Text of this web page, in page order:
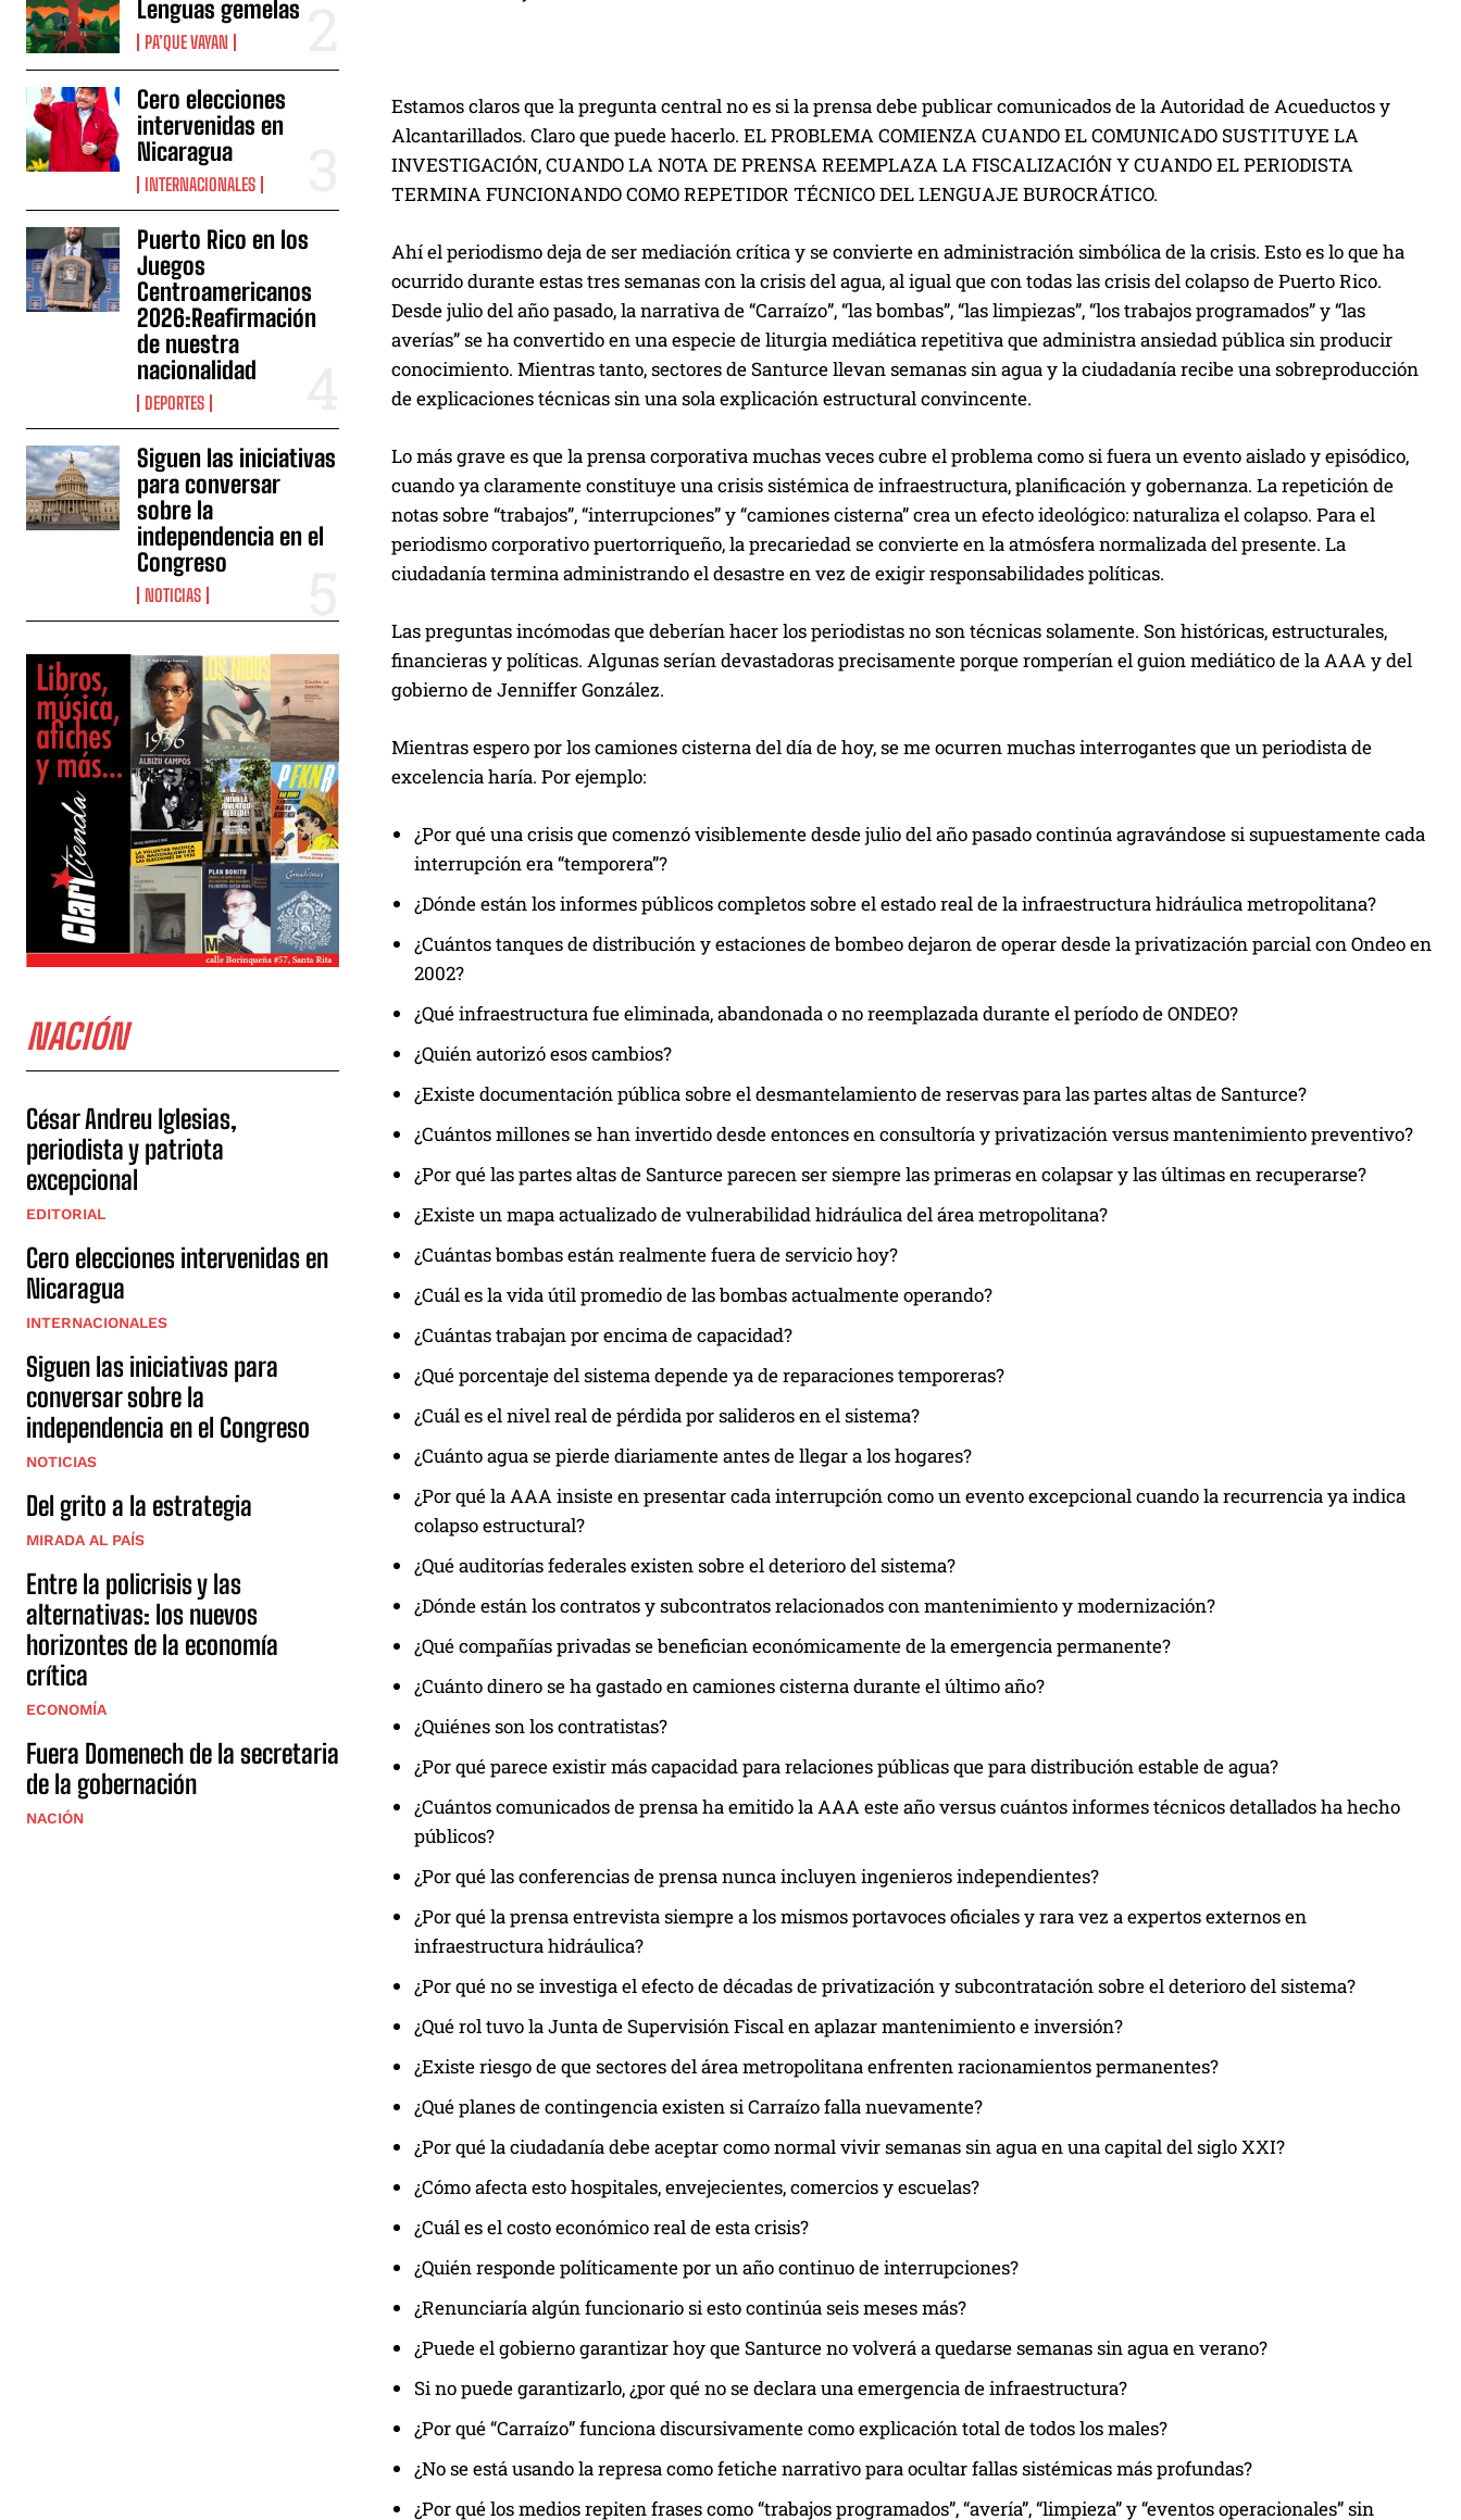
Lenguas gemelas
PA’QUE VAYAN
Cero elecciones
intervenidas en
Nicaragua
INTERNACIONALES
Puerto Rico en los
Juegos
Centroamericanos
2026:Reafirmación
de nuestra
nacionalidad
DEPORTES
Siguen las iniciativas
para conversar
sobre la
independencia en el
Congreso
NOTICIAS
NACIÓN
César Andreu Iglesias,
periodista y patriota
excepcional
EDITORIAL
Cero elecciones intervenidas en
Nicaragua
INTERNACIONALES
Siguen las iniciativas para
conversar sobre la
independencia en el Congreso
NOTICIAS
Del grito a la estrategia
MIRADA AL PAÍS
Entre la policrisis y las
alternativas: los nuevos
horizontes de la economía
crítica
ECONOMÍA
Fuera Domenech de la secretaria
de la gobernación
NACIÓN
Estamos claros que la pregunta central no es si la prensa debe publicar comunicados de la Autoridad de Acueductos y
Alcantarillados. Claro que puede hacerlo. EL PROBLEMA COMIENZA CUANDO EL COMUNICADO SUSTITUYE LA
INVESTIGACIÓN, CUANDO LA NOTA DE PRENSA REEMPLAZA LA FISCALIZACIÓN Y CUANDO EL PERIODISTA
TERMINA FUNCIONANDO COMO REPETIDOR TÉCNICO DEL LENGUAJE BUROCRÁTICO.
Ahí el periodismo deja de ser mediación crítica y se convierte en administración simbólica de la crisis. Esto es lo que ha
ocurrido durante estas tres semanas con la crisis del agua, al igual que con todas las crisis del colapso de Puerto Rico.
Desde julio del año pasado, la narrativa de “Carraízo”, “las bombas”, “las limpiezas”, “los trabajos programados” y “las
averías” se ha convertido en una especie de liturgia mediática repetitiva que administra ansiedad pública sin producir
conocimiento. Mientras tanto, sectores de Santurce llevan semanas sin agua y la ciudadanía recibe una sobreproducción
de explicaciones técnicas sin una sola explicación estructural convincente.
Lo más grave es que la prensa corporativa muchas veces cubre el problema como si fuera un evento aislado y episódico,
cuando ya claramente constituye una crisis sistémica de infraestructura, planificación y gobernanza. La repetición de
notas sobre “trabajos”, “interrupciones” y “camiones cisterna” crea un efecto ideológico: naturaliza el colapso. Para el
periodismo corporativo puertorriqueño, la precariedad se convierte en la atmósfera normalizada del presente. La
ciudadanía termina administrando el desastre en vez de exigir responsabilidades políticas.
Las preguntas incómodas que deberían hacer los periodistas no son técnicas solamente. Son históricas, estructurales,
financieras y políticas. Algunas serían devastadoras precisamente porque romperían el guion mediático de la AAA y del
gobierno de Jenniffer González.
Mientras espero por los camiones cisterna del día de hoy, se me ocurren muchas interrogantes que un periodista de
excelencia haría. Por ejemplo:
¿Por qué una crisis que comenzó visiblemente desde julio del año pasado continúa agravándose si supuestamente cada
interrupción era “temporera”?
¿Dónde están los informes públicos completos sobre el estado real de la infraestructura hidráulica metropolitana?
¿Cuántos tanques de distribución y estaciones de bombeo dejaron de operar desde la privatización parcial con Ondeo en
2002?
¿Qué infraestructura fue eliminada, abandonada o no reemplazada durante el período de ONDEO?
¿Quién autorizó esos cambios?
¿Existe documentación pública sobre el desmantelamiento de reservas para las partes altas de Santurce?
¿Cuántos millones se han invertido desde entonces en consultoría y privatización versus mantenimiento preventivo?
¿Por qué las partes altas de Santurce parecen ser siempre las primeras en colapsar y las últimas en recuperarse?
¿Existe un mapa actualizado de vulnerabilidad hidráulica del área metropolitana?
¿Cuántas bombas están realmente fuera de servicio hoy?
¿Cuál es la vida útil promedio de las bombas actualmente operando?
¿Cuántas trabajan por encima de capacidad?
¿Qué porcentaje del sistema depende ya de reparaciones temporeras?
¿Cuál es el nivel real de pérdida por salideros en el sistema?
¿Cuánto agua se pierde diariamente antes de llegar a los hogares?
¿Por qué la AAA insiste en presentar cada interrupción como un evento excepcional cuando la recurrencia ya indica
colapso estructural?
¿Qué auditorías federales existen sobre el deterioro del sistema?
¿Dónde están los contratos y subcontratos relacionados con mantenimiento y modernización?
¿Qué compañías privadas se benefician económicamente de la emergencia permanente?
¿Cuánto dinero se ha gastado en camiones cisterna durante el último año?
¿Quiénes son los contratistas?
¿Por qué parece existir más capacidad para relaciones públicas que para distribución estable de agua?
¿Cuántos comunicados de prensa ha emitido la AAA este año versus cuántos informes técnicos detallados ha hecho
públicos?
¿Por qué las conferencias de prensa nunca incluyen ingenieros independientes?
¿Por qué la prensa entrevista siempre a los mismos portavoces oficiales y rara vez a expertos externos en
infraestructura hidráulica?
¿Por qué no se investiga el efecto de décadas de privatización y subcontratación sobre el deterioro del sistema?
¿Qué rol tuvo la Junta de Supervisión Fiscal en aplazar mantenimiento e inversión?
¿Existe riesgo de que sectores del área metropolitana enfrenten racionamientos permanentes?
¿Qué planes de contingencia existen si Carraízo falla nuevamente?
¿Por qué la ciudadanía debe aceptar como normal vivir semanas sin agua en una capital del siglo XXI?
¿Cómo afecta esto hospitales, envejecientes, comercios y escuelas?
¿Cuál es el costo económico real de esta crisis?
¿Quién responde políticamente por un año continuo de interrupciones?
¿Renunciaría algún funcionario si esto continúa seis meses más?
¿Puede el gobierno garantizar hoy que Santurce no volverá a quedarse semanas sin agua en verano?
Si no puede garantizarlo, ¿por qué no se declara una emergencia de infraestructura?
¿Por qué “Carraízo” funciona discursivamente como explicación total de todos los males?
¿No se está usando la represa como fetiche narrativo para ocultar fallas sistémicas más profundas?
¿Por qué los medios repiten frases como “trabajos programados”, “avería”, “limpieza” y “eventos operacionales” sin